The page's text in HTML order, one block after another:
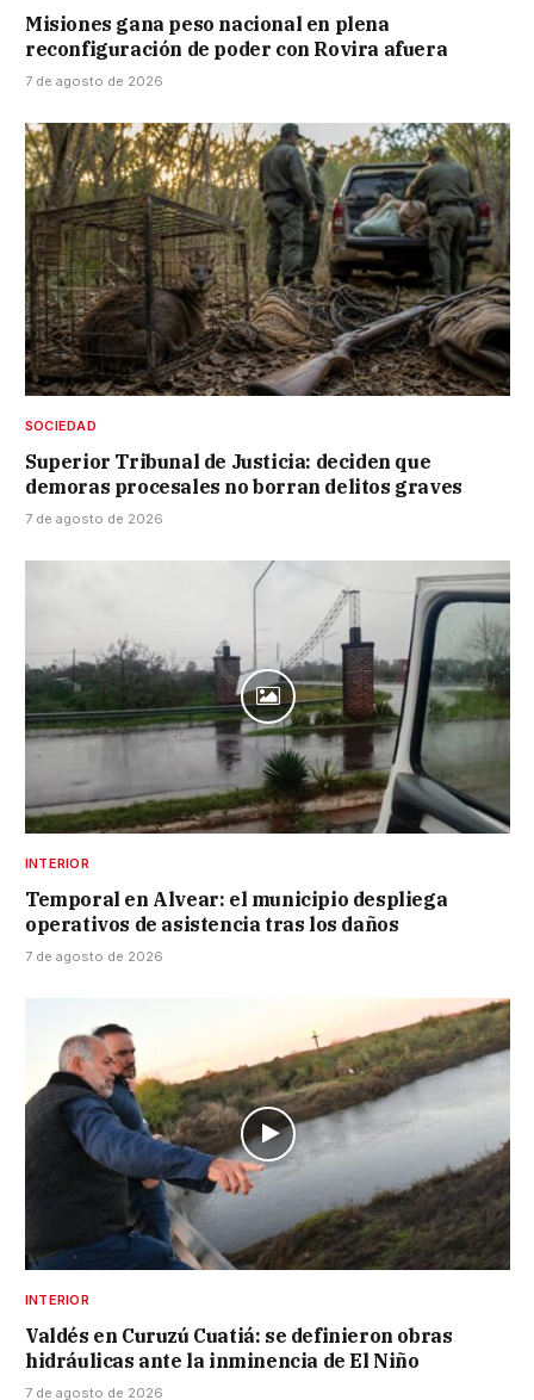
Misiones gana peso nacional en plena
reconfiguración de poder con Rovira afuera
7 de agosto de 2026
SOCIEDAD
Superior Tribunal de Justicia: deciden que
demoras procesales no borran delitos graves
7 de agosto de 2026
INTERIOR
Temporal en Alvear: el municipio despliega
operativos de asistencia tras los daños
7 de agosto de 2026
INTERIOR
Valdés en Curuzú Cuatiá: se definieron obras
hidráulicas ante la inminencia de El Niño
7 de agosto de 2026